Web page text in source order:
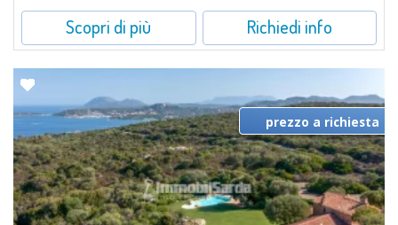
Scopri di più Richiedi info
prezzo a richiesta